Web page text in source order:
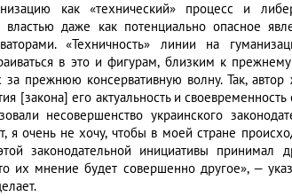
как «технический» процесс и
властью даже как потенциально опасное
«Техничность» линии на
в это и фигурам, близким к
за прежнюю консервативную волну. Так,
[закона] его актуальность и
несовершенство украинского
я очень не хочу, чтобы в моей стране
законодательной инициативы принимал
их мнение будет совершенно другое», —